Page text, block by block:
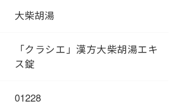
神経症、肥満症に効果がありま
により自律神経系が乱れると、
体の機能が亢進する（熱を生
む）ことがあると考えます。漢
機能が亢進する状態(過食状態）
大柴胡湯
「クラシエ」漢方大柴胡湯エキ
ス錠
01228